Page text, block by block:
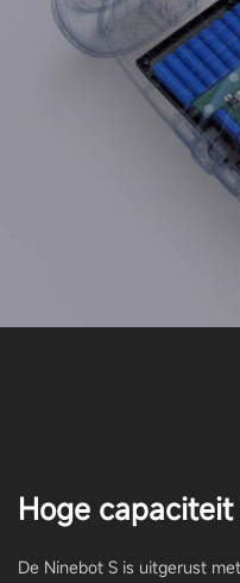
Hoge
De Ninebot S is uitgerust
Kniesturingsbalk,
garantie),